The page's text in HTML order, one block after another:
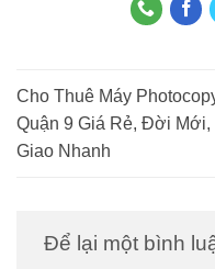
Cho Thuê Máy
Quận 9 Giá Rẻ, Đời Mới,
Giao Nhanh
Để lại một bình